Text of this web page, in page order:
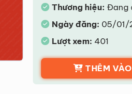
Thương hiệu: Đang
Ngày đăng: 05/01/
Lượt xem: 401
THÊM